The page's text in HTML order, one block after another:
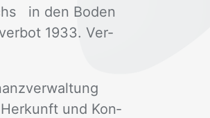
in den Bo­den
1933. Ver­
und Kon­